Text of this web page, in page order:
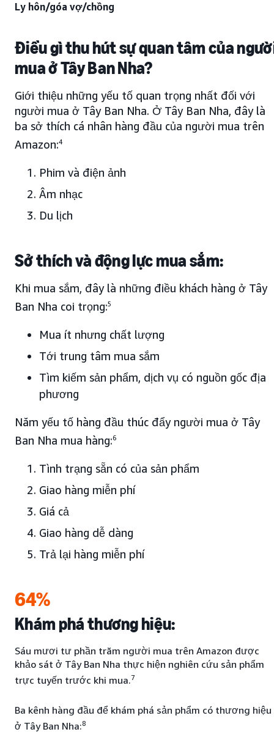
Ly hôn/góa vợ/chồng
Điều gì thu hút sự quan tâm của
mua ở Tây Ban Nha?
Giới thiệu những yếu tố quan trọng nhất đối với
người mua ở Tây Ban Nha. Ở Tây Ban Nha, đây là
ba sở thích cá nhân hàng đầu của người mua trên
Amazon:4
Phim và điện ảnh
Âm nhạc
Du lịch
Sở thích và động lực mua sắm:
Khi mua sắm, đây là những điều khách hàng ở Tây
Ban Nha coi trọng:5
Mua ít nhưng chất lượng
Tới trung tâm mua sắm
Tìm kiếm sản phẩm, dịch vụ có nguồn gốc địa
phương
Năm yếu tố hàng đầu thúc đẩy người mua ở Tây
Ban Nha mua hàng:6
Tình trạng sẵn có của sản phẩm
Giao hàng miễn phí
Giá cả
Giao hàng dễ dàng
Trả lại hàng miễn phí
64%
Khám phá thương hiệu:
Sáu mươi tư phần trăm người mua trên Amazon được
khảo sát ở Tây Ban Nha thực hiện nghiên cứu sản phẩm
trực tuyến trước khi mua.7
Ba kênh hàng đầu để khám phá sản phẩm có thương hiệu
ở Tây Ban Nha:8